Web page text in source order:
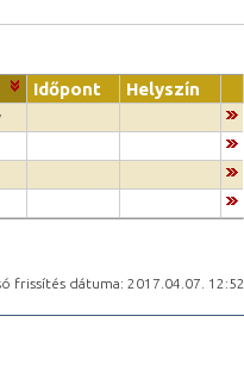
Időpont
Helyszín
frissítés dátuma: 2017.04.07. 12:52